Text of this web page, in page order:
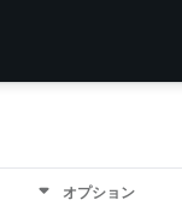
オプション